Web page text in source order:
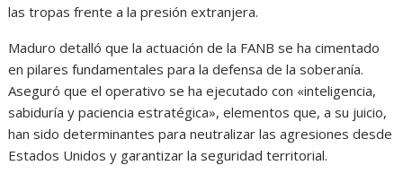
las tropas frente a la presión extranjera.
Maduro detalló que la actuación de la FANB se ha cimentado
en pilares fundamentales para la defensa de la soberanía.
Aseguró que el operativo se ha ejecutado con «inteligencia,
sabiduría y paciencia estratégica», elementos que, a su juicio,
han sido determinantes para neutralizar las agresiones desde
Estados Unidos y garantizar la seguridad territorial.